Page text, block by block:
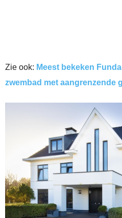
Zie ook: Meest bekeken
zwembad met aangrenzende